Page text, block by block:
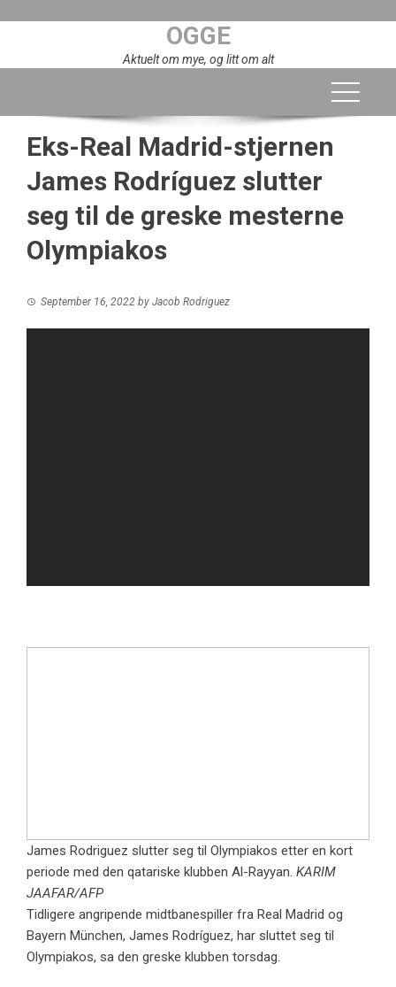
OGGE
Aktuelt om mye, og litt om alt
Eks-Real Madrid-stjernen
James Rodríguez slutter
seg til de greske mesterne
Olympiakos
September 16, 2022 by Jacob Rodriguez
James Rodriguez slutter seg til Olympiakos etter en kort
periode med den qatariske klubben Al-Rayyan. KARIM
JAAFAR/AFP
Tidligere angripende midtbanespiller fra Real Madrid og
Bayern München, James Rodríguez, har sluttet seg til
Olympiakos, sa den greske klubben torsdag.